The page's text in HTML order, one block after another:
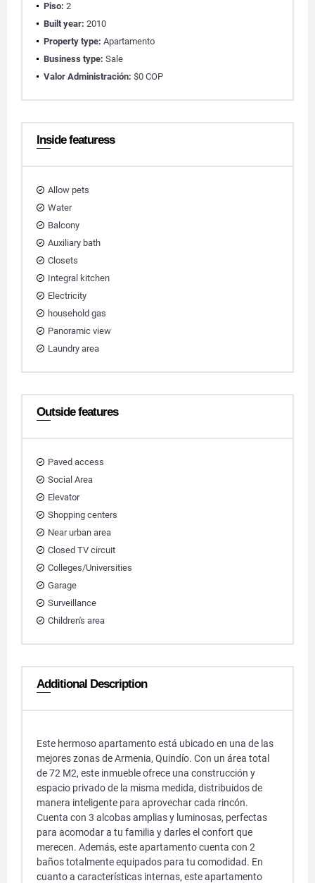
Piso: 2
Built year: 2010
Property type: Apartamento
Business type: Sale
Valor Administración: $0 COP
Inside featuress
Allow pets
Water
Balcony
Auxiliary bath
Closets
Integral kitchen
Electricity
household gas
Panoramic view
Laundry area
Outside features
Paved access
Social Area
Elevator
Shopping centers
Near urban area
Closed TV circuit
Colleges/Universities
Garage
Surveillance
Children's area
Additional Description
Este hermoso apartamento está ubicado en una de las
mejores zonas de Armenia, Quindío. Con un área total
de 72 M2, este inmueble ofrece una construcción y
espacio privado de la misma medida, distribuidos de
manera inteligente para aprovechar cada rincón.
Cuenta con 3 alcobas amplias y luminosas, perfectas
para acomodar a tu familia y darles el confort que
merecen. Además, este apartamento cuenta con 2
baños totalmente equipados para tu comodidad. En
cuanto a características internas, este apartamento